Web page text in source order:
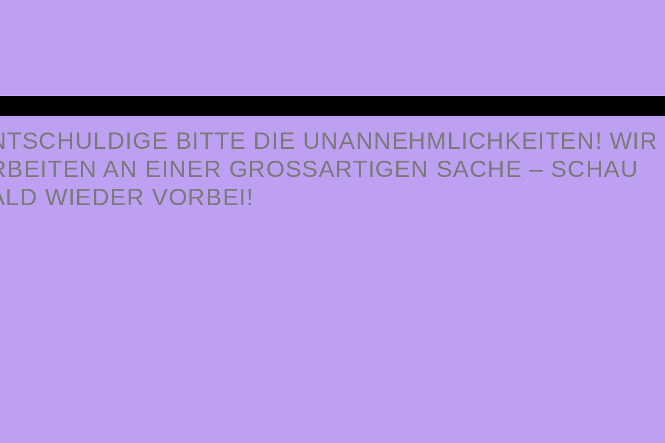
BITTE DIE UNANNEHMLICHKEITEN! WIR
AN EINER GROSSARTIGEN SACHE – SCHAU B
WIEDER VORBEI!